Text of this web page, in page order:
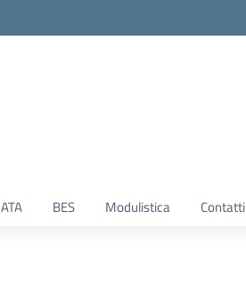
ATA BES Modulistica Contatti